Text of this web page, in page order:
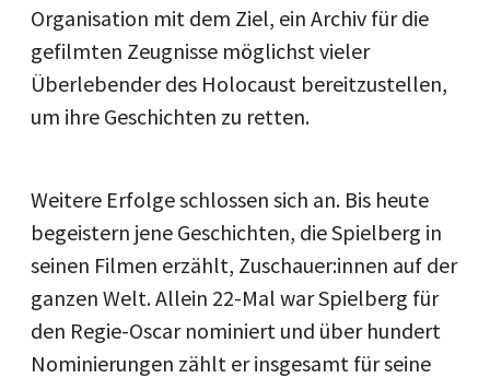
Organisation mit dem Ziel, ein Archiv für die
gefilmten Zeugnisse möglichst vieler
Überlebender des Holocaust bereitzustellen,
um ihre Geschichten zu retten.
Weitere Erfolge schlossen sich an. Bis heute
begeistern jene Geschichten, die Spielberg in
seinen Filmen erzählt, Zuschauer:innen auf der
ganzen Welt. Allein 22-Mal war Spielberg für
den Regie-Oscar nominiert und über hundert
Nominierungen zählt er insgesamt für seine